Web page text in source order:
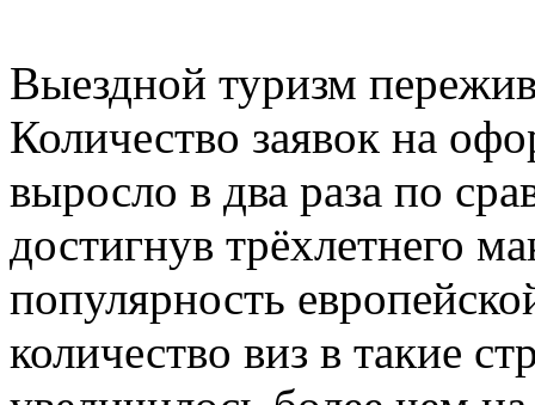
Выездной туризм
Количество заявок на
выросло в два раза по
достигнув трёхлетнего
популярность
количество виз в такие